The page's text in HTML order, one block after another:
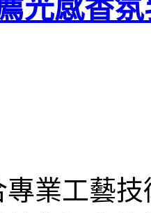
光感香
業工藝技